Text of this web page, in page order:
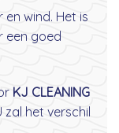
wind. Het is
een goed
KJ CLEANING
zal het verschil